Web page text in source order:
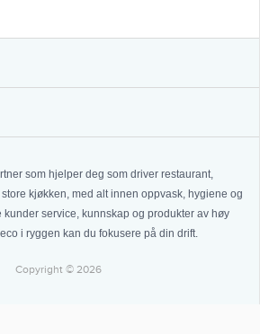
som hjelper deg som driver restaurant,
kjøkken, med alt innen oppvask, hygiene og
kunder service, kunnskap og produkter av høy
i ryggen kan du fokusere på din drift.
Copyright © 2026